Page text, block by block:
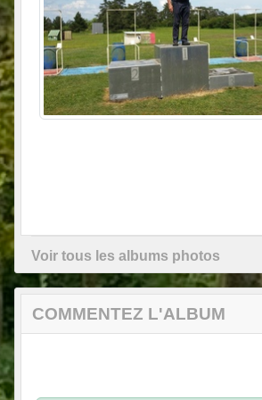
Voir tous les albums photos
COMMENTEZ L'ALBUM